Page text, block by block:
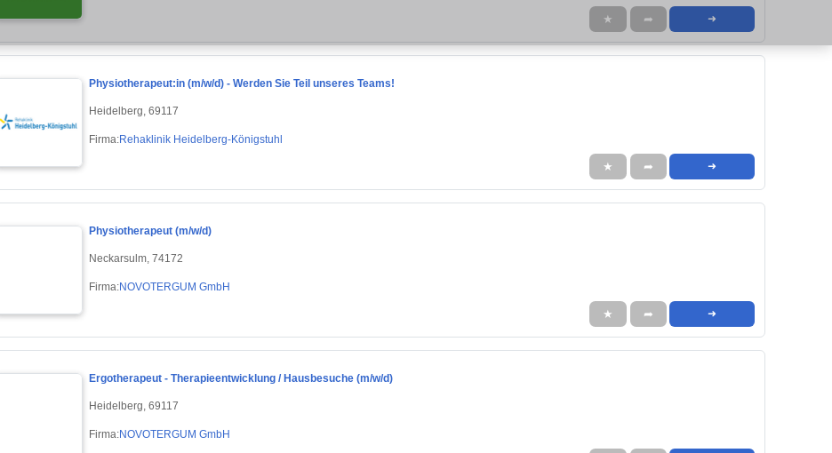
★ ➦ ➜
Physiotherapeut:in (m/w/d) - Werden Sie Teil unseres Teams!
Heidelberg, 69117
Firma:Rehaklinik Heidelberg-Königstuhl
★ ➦ ➜
Physiotherapeut (m/w/d)
Neckarsulm, 74172
Firma:NOVOTERGUM GmbH
★ ➦ ➜
Ergotherapeut - Therapieentwicklung / Hausbesuche (m/w/d)
Heidelberg, 69117
Firma:NOVOTERGUM GmbH